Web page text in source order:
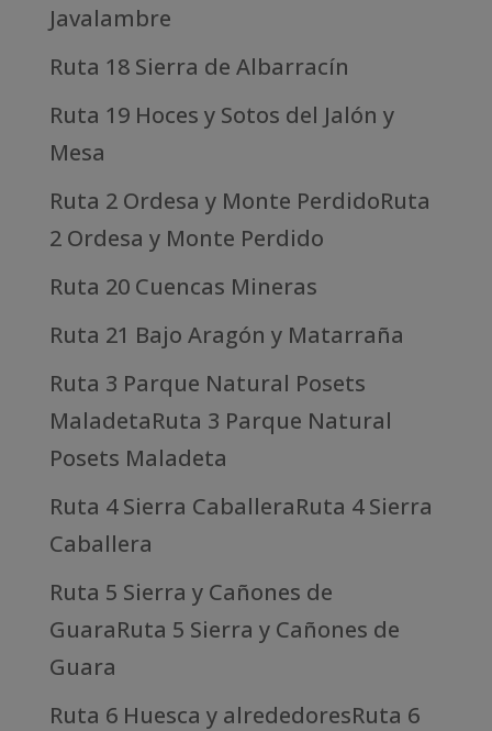
Javalambre
Ruta 18 Sierra de Albarracín
Ruta 19 Hoces y Sotos del Jalón y
Mesa
Ruta 2 Ordesa y Monte PerdidoRuta
2 Ordesa y Monte Perdido
Ruta 20 Cuencas Mineras
Ruta 21 Bajo Aragón y Matarraña
Ruta 3 Parque Natural Posets
MaladetaRuta 3 Parque Natural
Posets Maladeta
Ruta 4 Sierra CaballeraRuta 4 Sierra
Caballera
Ruta 5 Sierra y Cañones de
GuaraRuta 5 Sierra y Cañones de
Guara
Ruta 6 Huesca y alrededoresRuta 6